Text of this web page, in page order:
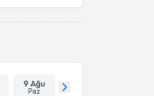
9 Ağu
Paz